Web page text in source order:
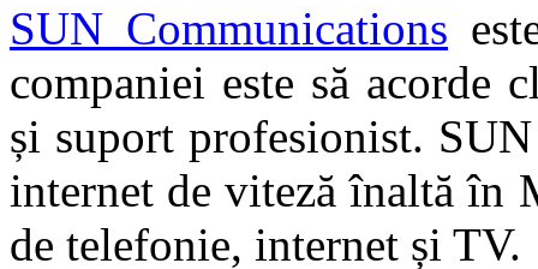
SUN Communications
companiei este să acorde
și suport profesionist.
internet de viteză înaltă în
de telefonie, internet și TV.